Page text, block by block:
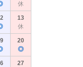
休
13
休
20
◎
27